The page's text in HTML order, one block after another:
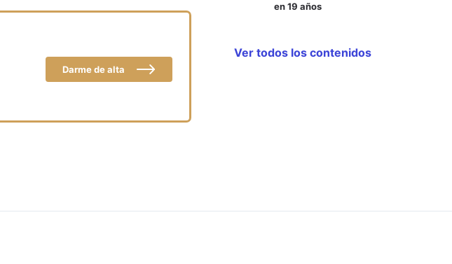
Darme de alta
en 19 años
Ver todos los contenidos